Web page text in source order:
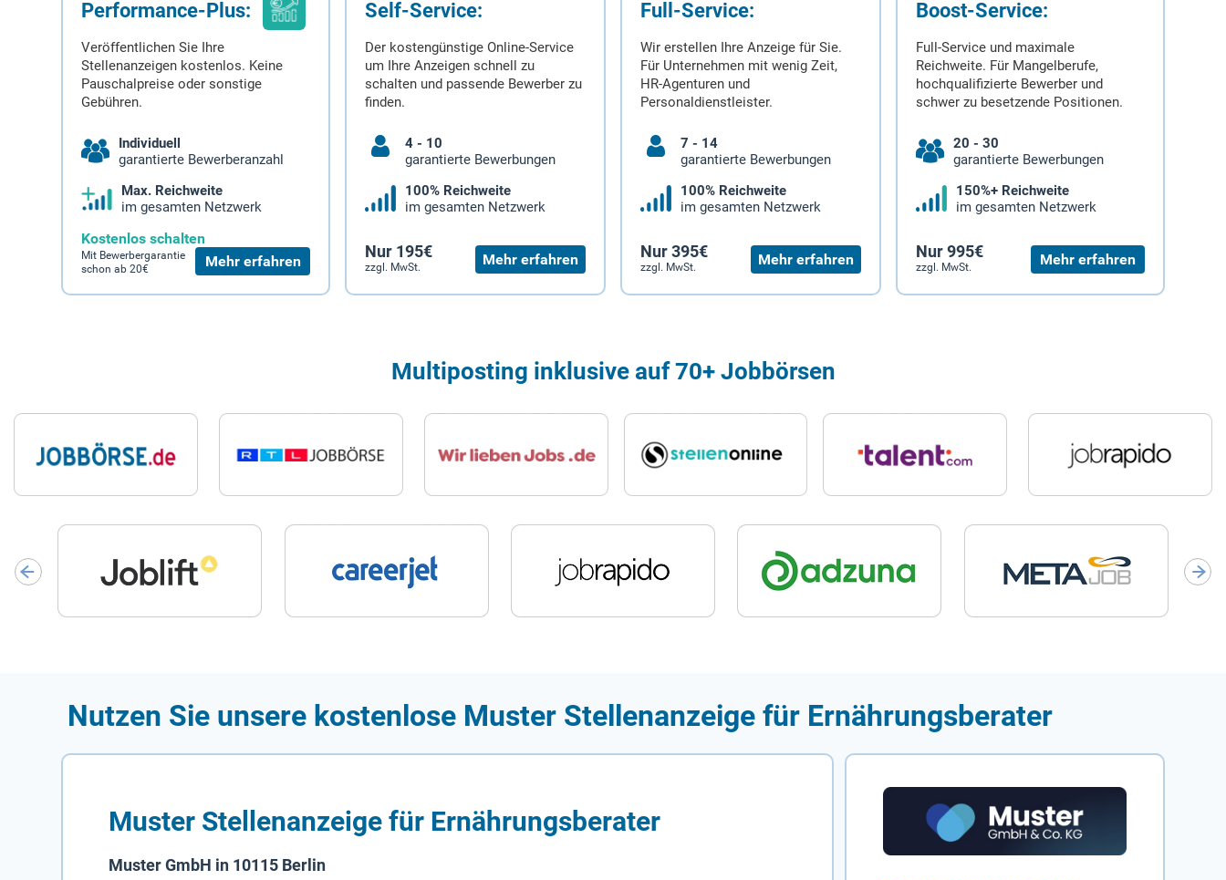
Performance-Plus:
Veröffentlichen Sie Ihre
Stellenanzeigen kostenlos. Keine
Pauschalpreise oder sonstige
Gebühren.
Individuell
garantierte Bewerberanzahl
Max. Reichweite
im gesamten Netzwerk
Kostenlos schalten
Mit Bewerbergarantie
schon ab 20€
Mehr erfahren
Self-Service:
Der kostengünstige Online-Service
um Ihre Anzeigen schnell zu
schalten und passende Bewerber zu
finden.
4 - 10
garantierte Bewerbungen
100% Reichweite
im gesamten Netzwerk
Nur 195€
zzgl. MwSt. Mehr erfahren
Full-Service:
Wir erstellen Ihre Anzeige für Sie.
Für Unternehmen mit wenig Zeit,
HR-Agenturen und
Personaldienstleister.
7 - 14
garantierte Bewerbungen
100% Reichweite
im gesamten Netzwerk
Nur 395€
zzgl. MwSt. Mehr erfahren
Boost-Service:
Full-Service und maximale
Reichweite. Für Mangelberufe,
hochqualifizierte Bewerber und
schwer zu besetzende Positionen.
20 - 30
garantierte Bewerbungen
150%+ Reichweite
im gesamten Netzwerk
Nur 995€
zzgl. MwSt. Mehr erfahren
Multiposting inklusive auf 70+ Jobbörsen
Nutzen Sie unsere kostenlose Muster Stellenanzeige für Ernährungsberater
Muster Stellenanzeige für Ernährungsberater
Muster GmbH in 10115 Berlin